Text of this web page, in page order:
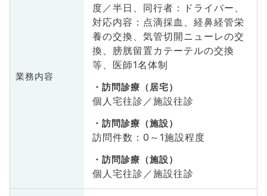
業務内容
度／半日、同行者：ドライバー、
対応内容：点滴採血、経鼻経管栄
養の交換、気管切開ニューレの交
換、膀胱留置カテーテルの交換
等、医師1名体制
訪問診療（居宅）
個人宅往診／施設往診
訪問診療（施設）
訪問件数：0～1施設程度
訪問診療（施設）
個人宅往診／施設往診